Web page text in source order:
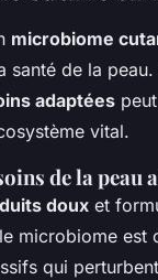
microbiome
santé de la
adaptées
vital.
de la peau
doux et
microbiome est
qui